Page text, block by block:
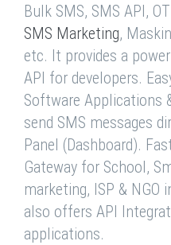
Bulk SMS, SMS API,
SMS Marketing,
etc. It provides a
API for developers.
Software Applications
send SMS messages
Panel (Dashboard).
Gateway for School,
marketing, ISP & NGO
also offers API
applications.